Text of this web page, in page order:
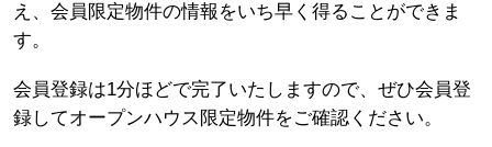
え、会員限定物件の情報をいち早く得ることができま
す。
会員登録は1分ほどで完了いたしますので、ぜひ会員登
録してオープンハウス限定物件をご確認ください。